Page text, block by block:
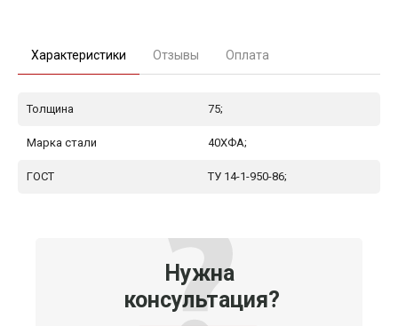
Характеристики Отзывы Оплата
Толщина 75;
Марка стали 40ХФА;
ГОСТ ТУ 14-1-950-86;
Нужна
консультация?